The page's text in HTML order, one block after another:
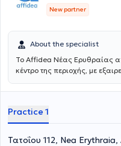
New partner
About the specialist
Το Affidea Νέας Ερυθραίας
κέντρο της περιοχής, με
υπηρεσίες, την ουρολογία με
ένας πλήρης ιατρικός
Practice 1
Τατοΐου 112, Nea